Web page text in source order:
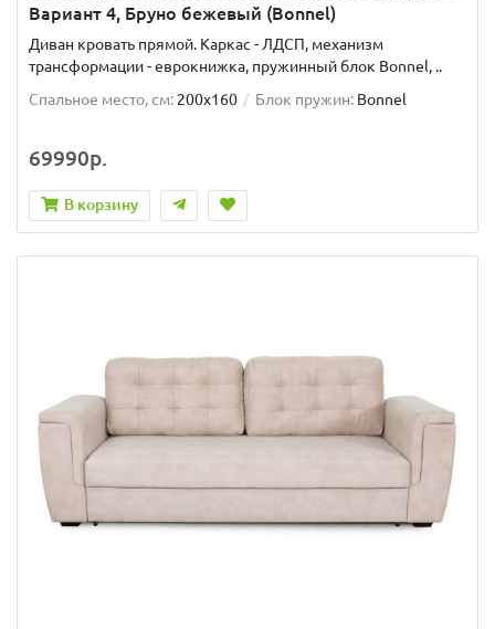
Вариант 4, Бруно бежевый (Bonnel)
Диван кровать прямой. Каркас - ЛДСП, механизм
трансформации - еврокнижка, пружинный блок Bonnel, ..
Спальное место, см: 200x160 Блок пружин: Bonnel
69990р.
В корзину